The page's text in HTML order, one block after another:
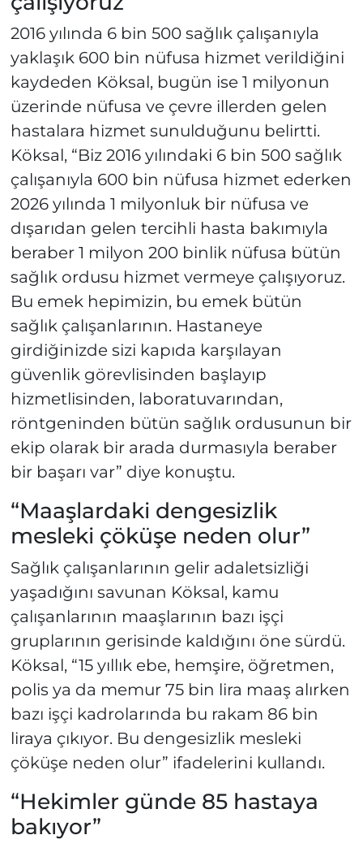
2016 yılında 6 bin 500 sağlık çalışanıyla
yaklaşık 600 bin nüfusa hizmet verildiğini
kaydeden Köksal, bugün ise 1 milyonun
üzerinde nüfusa ve çevre illerden gelen
hastalara hizmet sunulduğunu belirtti.
Köksal, “Biz 2016 yılındaki 6 bin 500 sağlık
çalışanıyla 600 bin nüfusa hizmet ederken
2026 yılında 1 milyonluk bir nüfusa ve
dışarıdan gelen tercihli hasta bakımıyla
beraber 1 milyon 200 binlik nüfusa bütün
sağlık ordusu hizmet vermeye çalışıyoruz.
Bu emek hepimizin, bu emek bütün
sağlık çalışanlarının. Hastaneye
girdiğinizde sizi kapıda karşılayan
güvenlik görevlisinden başlayıp
hizmetlisinden, laboratuvarından,
röntgeninden bütün sağlık ordusunun bir
ekip olarak bir arada durmasıyla beraber
bir başarı var” diye konuştu.
“Maaşlardaki dengesizlik
mesleki çöküşe neden olur”
Sağlık çalışanlarının gelir adaletsizliği
yaşadığını savunan Köksal, kamu
çalışanlarının maaşlarının bazı işçi
gruplarının gerisinde kaldığını öne sürdü.
Köksal, “15 yıllık ebe, hemşire, öğretmen,
polis ya da memur 75 bin lira maaş alırken
bazı işçi kadrolarında bu rakam 86 bin
liraya çıkıyor. Bu dengesizlik mesleki
çöküşe neden olur” ifadelerini kullandı.
“Hekimler günde 85 hastaya
bakıyor”